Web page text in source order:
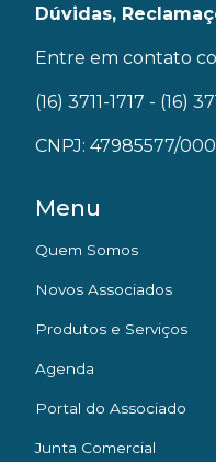
Dúvidas,
Entre em contato
(16) 3711-1717 - (16)
CNPJ: 47985577/
Menu
Quem Somos
Novos Associados
Produtos e Serviços
Agenda
Portal do Associado
Junta Comercial